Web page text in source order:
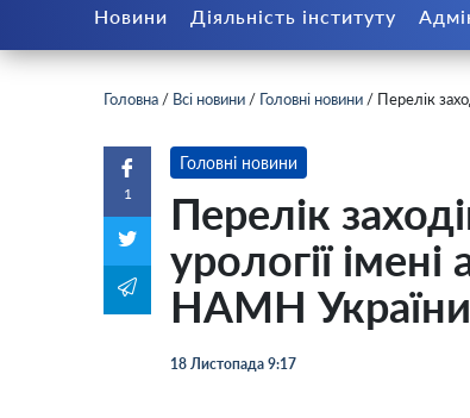
Новини Діяльність інституту
Головна / Всі новини / Головні новини / Перелік
1
Головні новини
Перелік
урології
НАМН України
18 Листопада 9:17